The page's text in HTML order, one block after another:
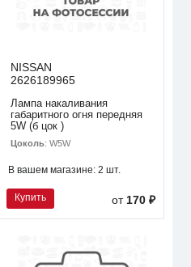
NISSAN
2626189965
Лампа накаливания
габаритного огня передняя
5W (б цок )
Цоколь: W5W
В вашем магазине: 2 шт.
Купить от 170 ₽